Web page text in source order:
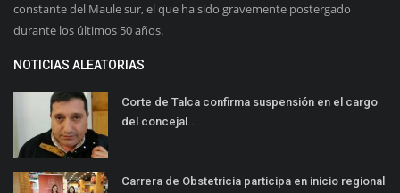
constante del Maule sur, el que ha sido gravemente postergado
durante los últimos 50 años.
NOTICIAS ALEATORIAS
Corte de Talca confirma suspensión en el cargo
del concejal...
Carrera de Obstetricia participa en inicio regional